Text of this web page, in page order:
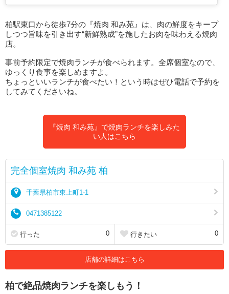
柏駅東口から徒歩7分の『焼肉 和み苑』は、肉の鮮度をキープ
しつつ旨味を引き出す“新鮮熟成”を施したお肉を味わえる焼肉
店。
事前予約限定で焼肉ランチが食べられます。全席個室なので、
ゆっくり食事を楽しめますよ。
ちょっといいランチが食べたい！という時はぜひ電話で予約を
してみてくださいね。
『焼肉 和み苑』で焼肉ランチを楽しみた
い人はこちら
完全個室焼肉 和み苑 柏
千葉県柏市東上町1-1
0471385122
行った 0 行きたい 0
店舗の詳細はこちら
柏で絶品焼肉ランチを楽しもう！